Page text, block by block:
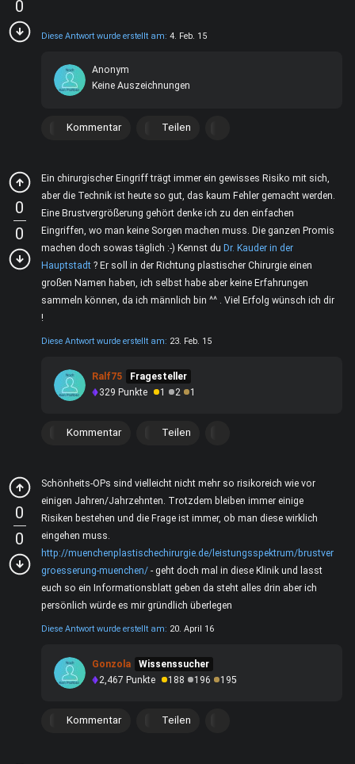
0
Diese Antwort wurde erstellt am: 4. Feb. 15
Anonym
Keine Auszeichnungen
Kommentar Teilen
0
0
Ein chirurgischer Eingriff trägt immer ein gewisses Risiko mit sich,
aber die Technik ist heute so gut, das kaum Fehler gemacht werden.
Eine Brustvergrößerung gehört denke ich zu den einfachen
Eingriffen, wo man keine Sorgen machen muss. Die ganzen Promis
machen doch sowas täglich :-) Kennst du Dr. Kauder in der
Hauptstadt ? Er soll in der Richtung plastischer Chirurgie einen
großen Namen haben, ich selbst habe aber keine Erfahrungen
sammeln können, da ich männlich bin ^^ . Viel Erfolg wünsch ich dir
!
Diese Antwort wurde erstellt am: 23. Feb. 15
Ralf75
Fragesteller
329 Punkte 1 2 1
Kommentar Teilen
0
0
Schönheits-OPs sind vielleicht nicht mehr so risikoreich wie vor
einigen Jahren/Jahrzehnten. Trotzdem bleiben immer einige
Risiken bestehen und die Frage ist immer, ob man diese wirklich
eingehen muss.
http://muenchenplastischechirurgie.de/leistungsspektrum/brustver
groesserung-muenchen/ - geht doch mal in diese Klinik und lasst
euch so ein Informationsblatt geben da steht alles drin aber ich
persönlich würde es mir gründlich überlegen
Diese Antwort wurde erstellt am: 20. April 16
Gonzola
Wissenssucher
2,467 Punkte 188 196 195
Kommentar Teilen